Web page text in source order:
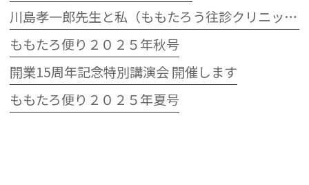
川島孝一郎先生と私（ももたろう往診クリニック開院15周年記念特別講演会）
ももたろ便り２０２５年秋号
開業15周年記念特別講演会 開催します
ももたろ便り２０２５年夏号